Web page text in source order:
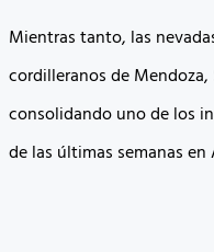
Mientras tanto, las
cordilleranos de Mendoza,
consolidando uno de los
de las últimas semanas